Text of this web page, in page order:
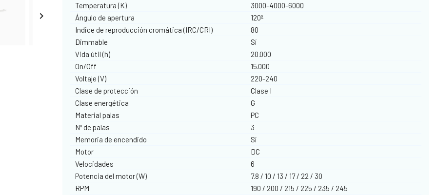

Temperatura (K)
3000-4000-6000
Ángulo de apertura
120º
Indice de reproducción cromática (IRC/CRI)
80
Dimmable
Sí
Vida útil (h)
20.000
On/Off
15.000
Voltaje (V)
220-240
Clase de protección
Clase I
Clase energética
G
Material palas
PC
Nº de palas
3
Memoria de encendido
Sí
Motor
DC
Velocidades
6
Potencia del motor (W)
7.8 / 10 / 13 / 17 / 22 / 30
RPM
190 / 200 / 215 / 225 / 235 / 245